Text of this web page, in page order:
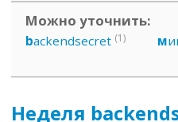
Можно уточнить:
backendsecret (1) м
Неделя